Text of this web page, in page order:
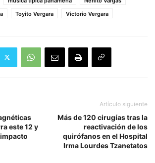
Toyito Vergara Victorio Vergara
este 12 y
Artículo siguiente
Más de 120 cirugías tras la
reactivación de los
quirófanos en el Hospital
Irma Lourdes Tzanetatos